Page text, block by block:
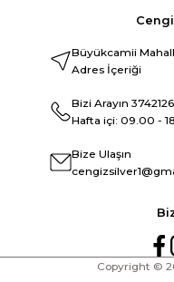
Büyükcamii
Adres İçeriği
Bizi Arayın
Hafta içi: 09.00 -
Bize Ulaşın
Copyright ©